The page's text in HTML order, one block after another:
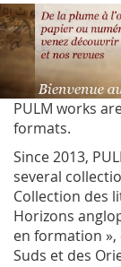
PULM works
formats.
Since 2013,
several
Collection des
Horizons
en formation »,
Suds et des